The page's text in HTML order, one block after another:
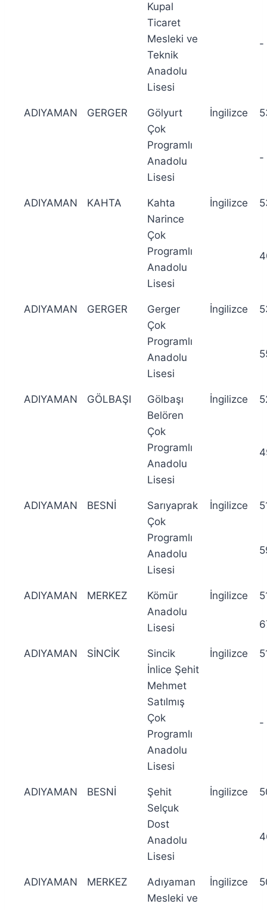
Kupal
Ticaret
Mesleki ve
Teknik
Anadolu
Lisesi
-
ADIYAMAN GERGER
Gölyurt
Çok
Programlı
Anadolu
Lisesi
İngilizce
-
ADIYAMAN KAHTA
Kahta
Narince
Çok
Programlı
Anadolu
Lisesi
İngilizce
ADIYAMAN GERGER
Gerger
Çok
Programlı
Anadolu
Lisesi
İngilizce
ADIYAMAN GÖLBAŞI
Gölbaşı
Belören
Çok
Programlı
Anadolu
Lisesi
İngilizce
ADIYAMAN BESNİ
Sarıyaprak
Çok
Programlı
Anadolu
Lisesi
İngilizce
ADIYAMAN MERKEZ
Kömür
Anadolu
Lisesi
İngilizce
ADIYAMAN SİNCİK
Sincik
İnlice Şehit
Mehmet
Satılmış
Çok
Programlı
Anadolu
Lisesi
İngilizce
-
ADIYAMAN BESNİ
Şehit
Selçuk
Dost
Anadolu
Lisesi
İngilizce
ADIYAMAN MERKEZ
Adıyaman
Mesleki ve
İngilizce